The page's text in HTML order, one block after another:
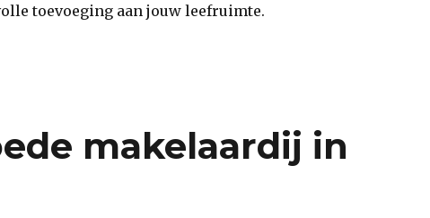
toevoeging aan jouw leefruimte.
makelaardij in